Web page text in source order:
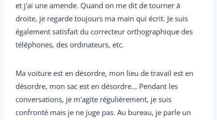
et j'ai une amende. Quand on me dit de tourner à
droite, je regarde toujours ma main qui écrit. Je suis
également satisfait du correcteur orthographique des
téléphones, des ordinateurs, etc.
Ma voiture est en désordre, mon lieu de travail est en
désordre, mon sac est en désordre... Pendant les
conversations, je m'agite régulièrement, je suis
confronté mais je ne juge pas. Au bureau, je parle un